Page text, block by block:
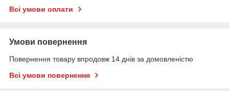
Всі умови оплати
Умови повернення
Повернення товару впродовж 14 днів за домовленістю
Всі умови повернення